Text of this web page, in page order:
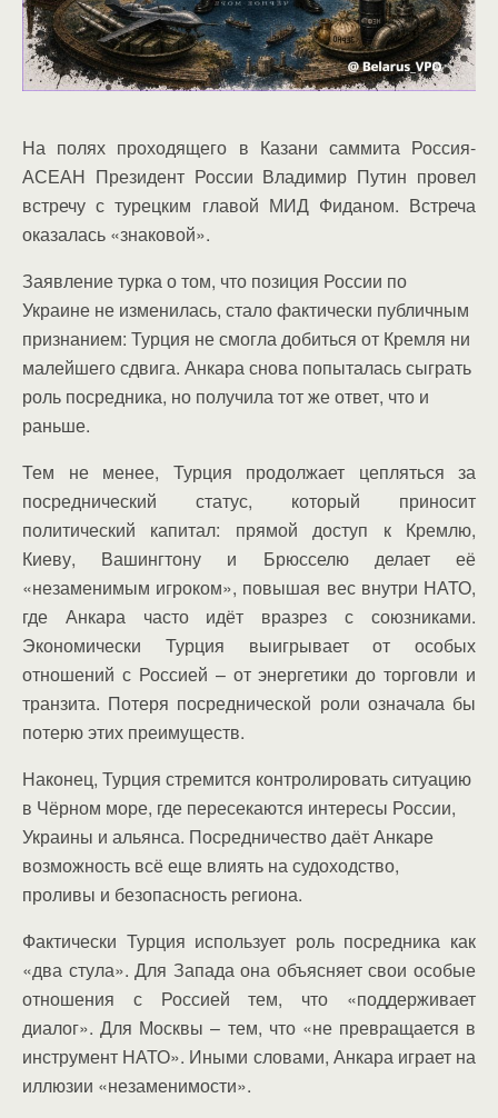
На полях проходящего в Казани саммита Россия-
АСЕАН Президент России Владимир Путин провел
встречу с турецким главой МИД Фиданом. Встреча
оказалась «знаковой».
Заявление турка о том, что позиция России по
Украине не изменилась, стало фактически публичным
признанием: Турция не смогла добиться от Кремля ни
малейшего сдвига. Анкара снова попыталась сыграть
роль посредника, но получила тот же ответ, что и
раньше.
Тем не менее, Турция продолжает цепляться за
посреднический статус, который приносит
политический капитал: прямой доступ к Кремлю,
Киеву, Вашингтону и Брюсселю делает её
«незаменимым игроком», повышая вес внутри НАТО,
где Анкара часто идёт вразрез с союзниками.
Экономически Турция выигрывает от особых
отношений с Россией – от энергетики до торговли и
транзита. Потеря посреднической роли означала бы
потерю этих преимуществ.
Наконец, Турция стремится контролировать ситуацию
в Чёрном море, где пересекаются интересы России,
Украины и альянса. Посредничество даёт Анкаре
возможность всё еще влиять на судоходство,
проливы и безопасность региона.
Фактически Турция использует роль посредника как
«два стула». Для Запада она объясняет свои особые
отношения с Россией тем, что «поддерживает
диалог». Для Москвы – тем, что «не превращается в
инструмент НАТО». Иными словами, Анкара играет на
иллюзии «незаменимости».